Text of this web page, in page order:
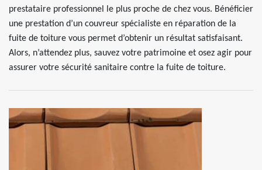
prestataire professionnel le plus proche de chez vous. Bénéficier
une prestation d’un couvreur spécialiste en réparation de la
fuite de toiture vous permet d’obtenir un résultat satisfaisant.
Alors, n’attendez plus, sauvez votre patrimoine et osez agir pour
assurer votre sécurité sanitaire contre la fuite de toiture.